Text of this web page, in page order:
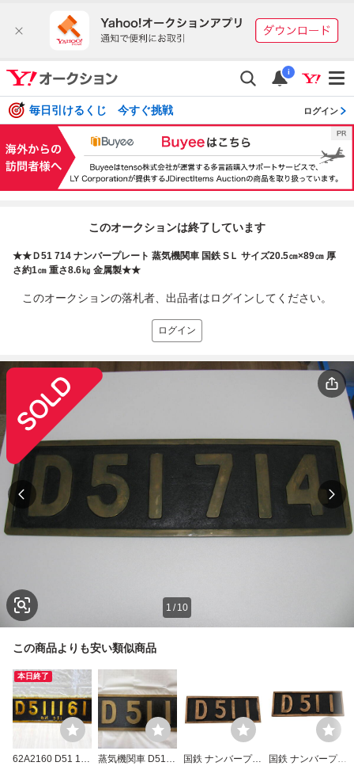
i
毎日引けるくじ 今すぐ挑戦 ログイン
このオークションは終了しています
★★Ｄ51 714 ナンバープレート 蒸気機関車 国鉄 SＬ サイズ20.5㎝×89㎝ 厚
さ約1㎝ 重さ8.6㎏ 金属製★★
このオークションの落札者、出品者はログインしてください。
ログイン
1 / 10
この商品よりも安い類似商品
本日終了
62A2160 D51 116
蒸気機関車 D51 1
国鉄 ナンバープレ
国鉄 ナンバープレ